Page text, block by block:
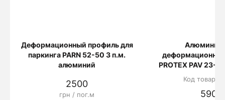
Деформационный профиль для
паркинга PARN 52-50 3 п.м.
алюминий
2500
грн / пог.м
PROTEX PAV 23-
Код товара:
5901